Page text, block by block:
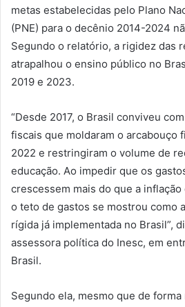
metas estabelecidas pelo Plano
(PNE) para o decênio 2014-2024
Segundo o relatório, a rigidez das
atrapalhou o ensino público no
2019 e 2023.
“Desde 2017, o Brasil conviveu
fiscais que moldaram o arcabouço
2022 e restringiram o volume de
educação. Ao impedir que os
crescessem mais do que a
o teto de gastos se mostrou como
rígida já implementada no Brasil”,
assessora política do Inesc, em
Brasil.
Segundo ela, mesmo que de